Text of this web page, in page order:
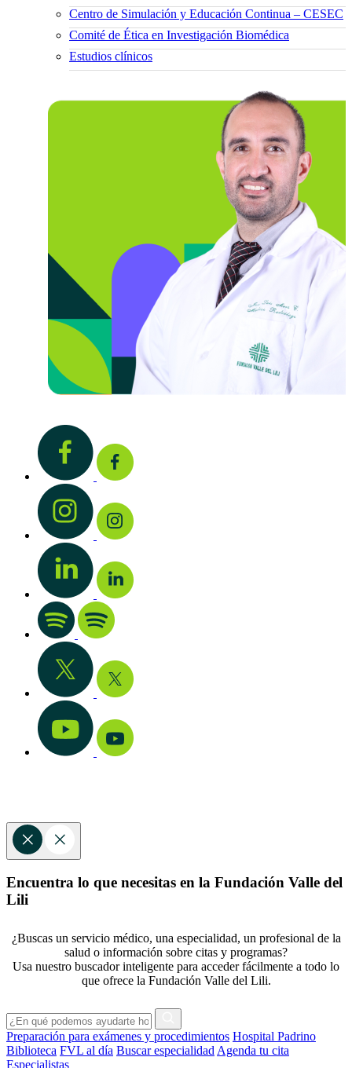
Centro de Simulación y Educación Continua – CESEC
Comité de Ética en Investigación Biomédica
Estudios clínicos
Encuentra lo que necesitas en la Fundación Valle del
Lili
¿Buscas un servicio médico, una especialidad, un profesional de la
salud o información sobre citas y programas?
Usa nuestro buscador inteligente para acceder fácilmente a todo lo
que ofrece la Fundación Valle del Lili.
Preparación para exámenes y procedimientos Hospital Padrino
Biblioteca FVL al día Buscar especialidad Agenda tu cita
Especialistas